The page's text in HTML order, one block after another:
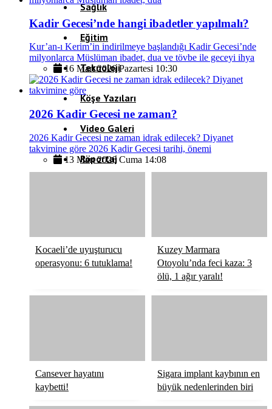
Sağlık
Eğitim
Teknoloji
Köşe Yazıları
Video Galeri
Röportaj
Kadir Gecesi’nde hangi ibadetler yapılmalı?
Kur’an-ı Kerim’in indirilmeye başlandığı Kadir Gecesi’nde
milyonlarca Müslüman ibadet, dua ve tövbe ile geceyi ihya
16 Mart 2026 Pazartesi 10:30
2026 Kadir Gecesi ne zaman?
2026 Kadir Gecesi ne zaman idrak edilecek? Diyanet
takvimine göre 2026 Kadir Gecesi tarihi, önemi
13 Mart 2026 Cuma 14:08
Kocaeli’de uyuşturucu
operasyonu: 6 tutuklama!
Kuzey Marmara
Otoyolu’nda feci kaza: 3
ölü, 1 ağır yaralı!
Cansever hayatını
kaybetti!
Sigara implant kaybının en
büyük nedenlerinden biri